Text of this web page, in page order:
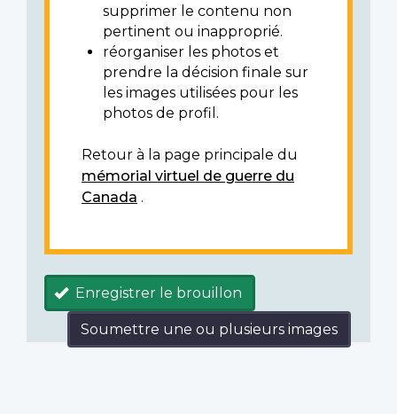
supprimer le contenu non
pertinent ou inapproprié.
réorganiser les photos et
prendre la décision finale sur
les images utilisées pour les
photos de profil.
Retour à la page principale du
mémorial virtuel de guerre du
Canada .
Enregistrer le brouillon
Soumettre une ou plusieurs images